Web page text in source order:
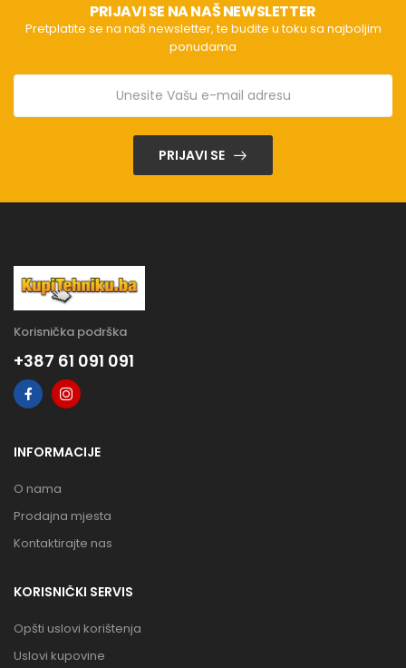
PRIJAVI SE NA NAŠ NEWSLETTER
Pretplatite se na naš newsletter, te budite u toku sa najboljim
ponudama
PRIJAVI SE
Korisnička podrška
+387 61 091 091
INFORMACIJE
O nama
Prodajna mjesta
Kontaktirajte nas
KORISNIČKI SERVIS
Opšti uslovi korištenja
Uslovi kupovine